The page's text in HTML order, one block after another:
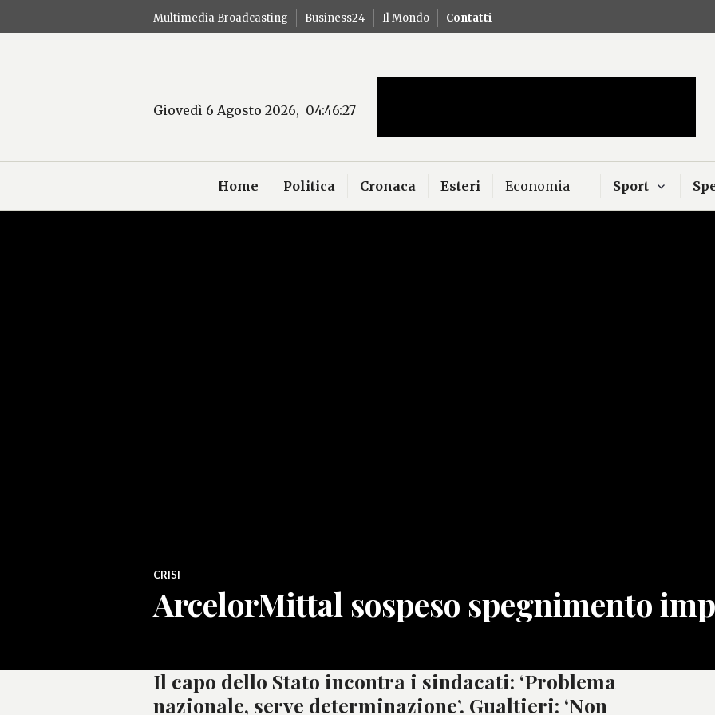
al
Multimedia Broadcasting Business24 Il Mondo Contatti
Giovedì 6 Agosto 2026, 04:46:28
news
Home Politica Cronaca Esteri Economia Sport
CRISI
ArcelorMittal sospeso spegnimento
Il capo dello Stato incontra i sindacati: ‘Problema
nazionale, serve determinazione’. Gualtieri: ‘Non